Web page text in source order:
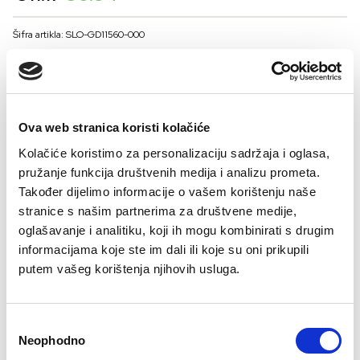
Ova web stranica koristi kolačiće
Kolačiće koristimo za personalizaciju sadržaja i oglasa,
pružanje funkcija društvenih medija i analizu prometa.
Također dijelimo informacije o vašem korištenju naše
stranice s našim partnerima za društvene medije,
oglašavanje i analitiku, koji ih mogu kombinirati s drugim
informacijama koje ste im dali ili koje su oni prikupili
putem vašeg korištenja njihovih usluga.
Selection
Neophodno
price
was:
€11.17.
price
is:
€6.54.
Šifra artikla: SLO-GD11560-000
COLOR
VELIČINE ZA MUŠKARCE
50 52 54 56
- + DODAJTE U KORPU
Sastav: